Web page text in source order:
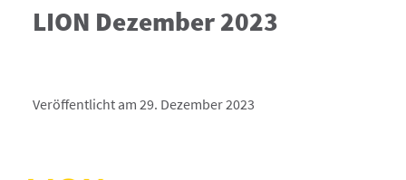
LION Dezember 2023
Veröffentlicht am 29. Dezember 2023